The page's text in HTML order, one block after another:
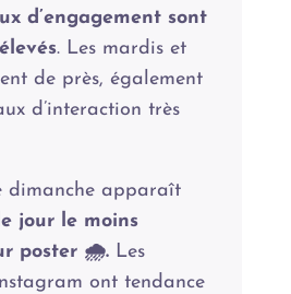
d’engagement sont
. Les mardis et
de près, également
d’interaction très
dimanche apparaît
le jour le moins
poster 🌧️. Les
ont tendance